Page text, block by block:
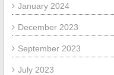
January 2024
December 2023
September 2023
July 2023